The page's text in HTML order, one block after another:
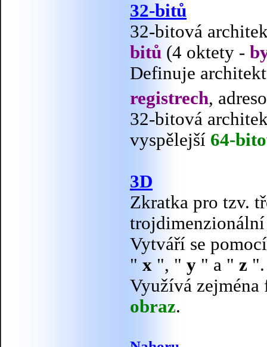
32-bitů
32-bitová
bitů (4 oktety -
Definuje
registrech,
32-bitová
vyspělejší 64-
3D
Zkratka pro tzv.
Vytváří se
" x ", " y " a " z ".
Využívá
obraz.